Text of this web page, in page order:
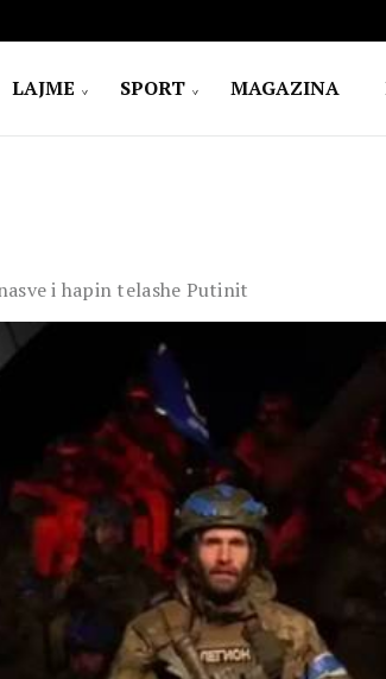
LAJME SPORT MAGAZINA
i hapin telashe Putinit